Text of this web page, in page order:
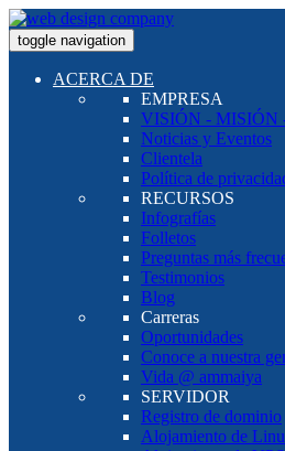
toggle navigation
ACERCA DE
EMPRESA
VISIÓN - MISIÓN
Noticias y Eventos
Clientela
Política de
RECURSOS
Infografías
Folletos
Preguntas más
Testimonios
Blog
Carreras
Oportunidades
Conoce a nuestra
Vida @ ammaiya
SERVIDOR
Registro de dominio
Alojamiento de